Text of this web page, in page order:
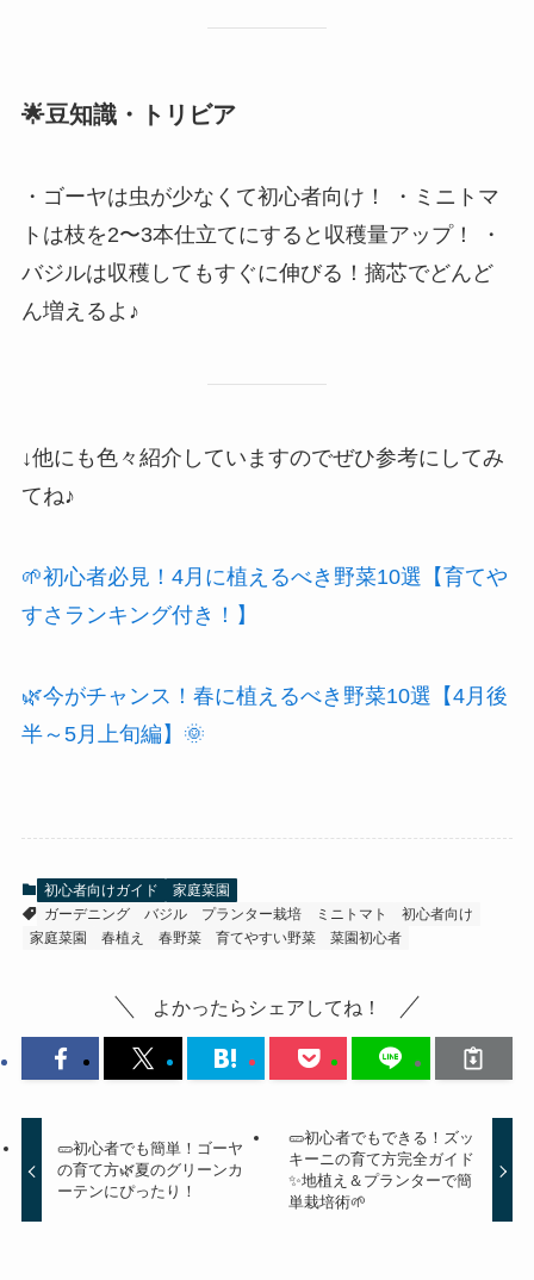
🌟豆知識・トリビア
・ゴーヤは虫が少なくて初心者向け！ ・ミニトマ
トは枝を2〜3本仕立てにすると収穫量アップ！ ・
バジルは収穫してもすぐに伸びる！摘芯でどんど
ん増えるよ♪
↓他にも色々紹介していますのでぜひ参考にしてみ
てね♪
🌱初心者必見！4月に植えるべき野菜10選【育てや
すさランキング付き！】
🌿今がチャンス！春に植えるべき野菜10選【4月後
半～5月上旬編】🌞
初心者向けガイド
家庭菜園
ガーデニング
バジル プランター栽培 ミニトマト
初心者向け
家庭菜園
春植え 春野菜 育てやすい野菜 菜園初心者
よかったらシェアしてね！
🥒初心者でも簡単！ゴーヤ
の育て方🌿夏のグリーンカ
ーテンにぴったり！
🥒初心者でもできる！ズッ
キーニの育て方完全ガイド
✨地植え＆プランターで簡
単栽培術🌱